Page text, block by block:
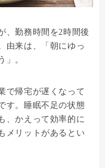
、勤務時間を2時間後
由来は、「朝にゆっ
」。
で帰宅が遅くなって
す。睡眠不足の状態
、かえって効率的に
メリットがあるとい